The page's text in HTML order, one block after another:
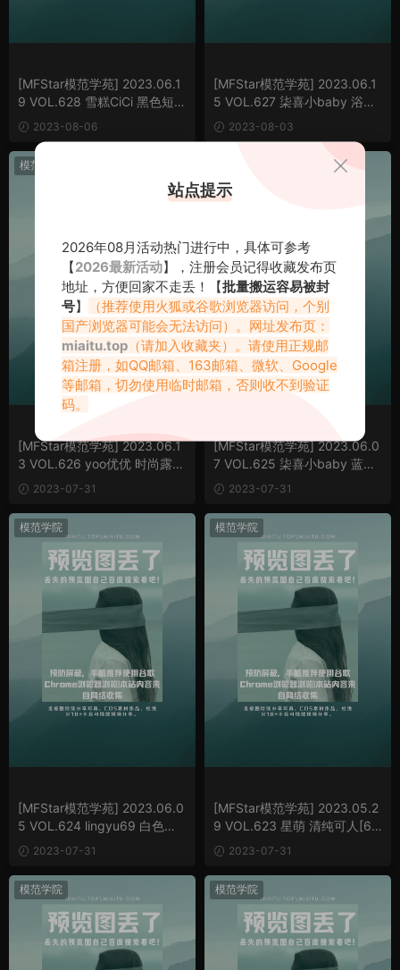
[MFStar模范学苑] 2023.06.1
9 VOL.628 雪糕CiCi 黑色短裙
[64P/875MB]
2023-08-06
[MFStar模范学苑] 2023.06.1
5 VOL.627 柒喜小baby 浴室
场景[48P/405MB]
2023-08-03
模范学院
[MFStar模范学苑] 2023.06.1
3 VOL.626 yoo优优 时尚露肩
连衣长裙[70P/672MB]
2023-07-31
[MFStar模范学苑] 2023.06.0
7 VOL.625 柒喜小baby 蓝色
睡裙服饰[76P/722MB]
2023-07-31
模范学院
[MFStar模范学苑] 2023.06.0
5 VOL.624 lingyu69 白色雷
丝内依[74P/807MB]
2023-07-31
模范学院
[MFStar模范学苑] 2023.05.2
9 VOL.623 星萌 清纯可人[61
P/532MB]
2023-07-31
模范学院 模范学院
站点提示
2026年08月活动热门进行中，具体可参考
【2026最新活动】，注册会员记得收藏发布页
地址，方便回家不走丢！【批量搬运容易被封
号】
（推荐使用火狐或谷歌浏览器访问，个别
国产浏览器可能会无法访问）。网址发布页：
miaitu.top （请加入收藏夹）。请使用正规邮
箱注册，如QQ邮箱、163邮箱、微软、Google
等邮箱，切勿使用临时邮箱，否则收不到验证
码。